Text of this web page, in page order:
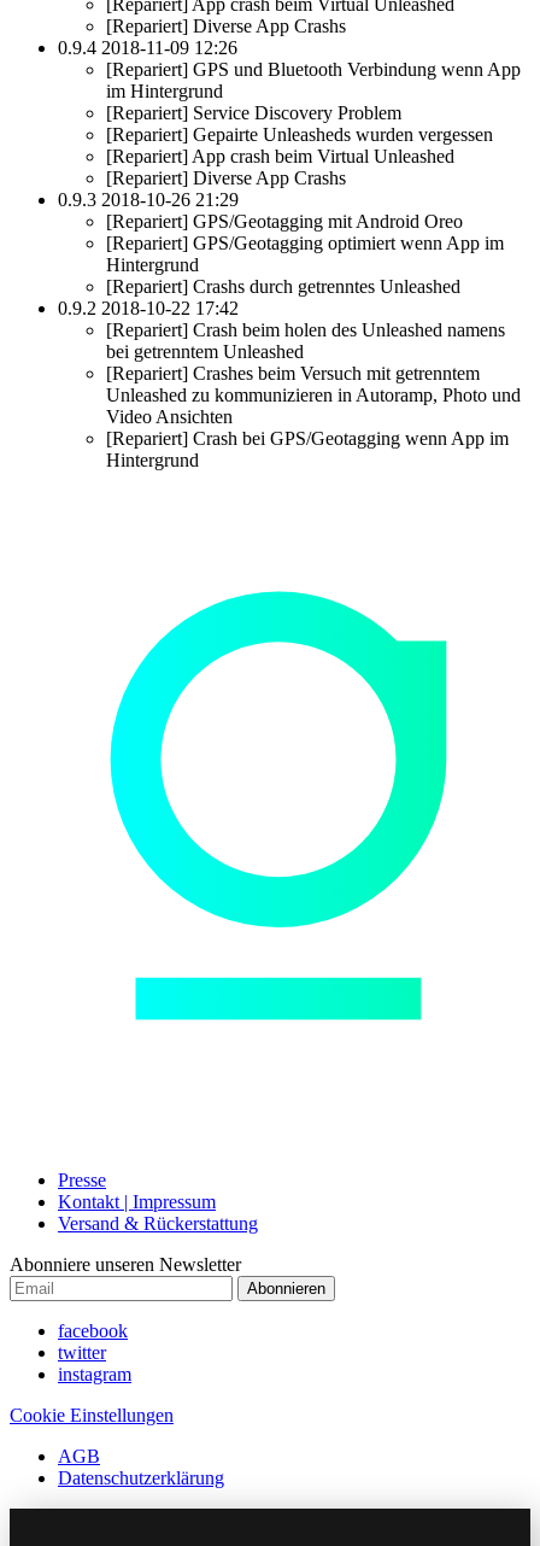
[Repariert] Diverse App Crashs
0.9.4 2018-11-09 12:26
[Repariert] GPS und Bluetooth Verbindung wenn App
im Hintergrund
[Repariert] Service Discovery Problem
[Repariert] Gepairte Unleasheds wurden vergessen
[Repariert] App crash beim Virtual Unleashed
[Repariert] Diverse App Crashs
0.9.3 2018-10-26 21:29
[Repariert] GPS/Geotagging mit Android Oreo
[Repariert] GPS/Geotagging optimiert wenn App im
Hintergrund
[Repariert] Crashs durch getrenntes Unleashed
0.9.2 2018-10-22 17:42
[Repariert] Crash beim holen des Unleashed namens
bei getrenntem Unleashed
[Repariert] Crashes beim Versuch mit getrenntem
Unleashed zu kommunizieren in Autoramp, Photo und
Video Ansichten
[Repariert] Crash bei GPS/Geotagging wenn App im
Hintergrund
Presse
Kontakt | Impressum
Versand & Rückerstattung
Abonniere unseren Newsletter
Abonnieren
facebook
twitter
instagram
Cookie Einstellungen
AGB
Datenschutzerklärung